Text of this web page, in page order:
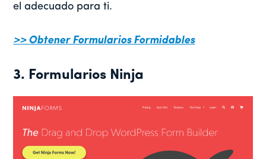
el adecuado para ti.
>> Obtener Formularios Formidables
3. Formularios Ninja